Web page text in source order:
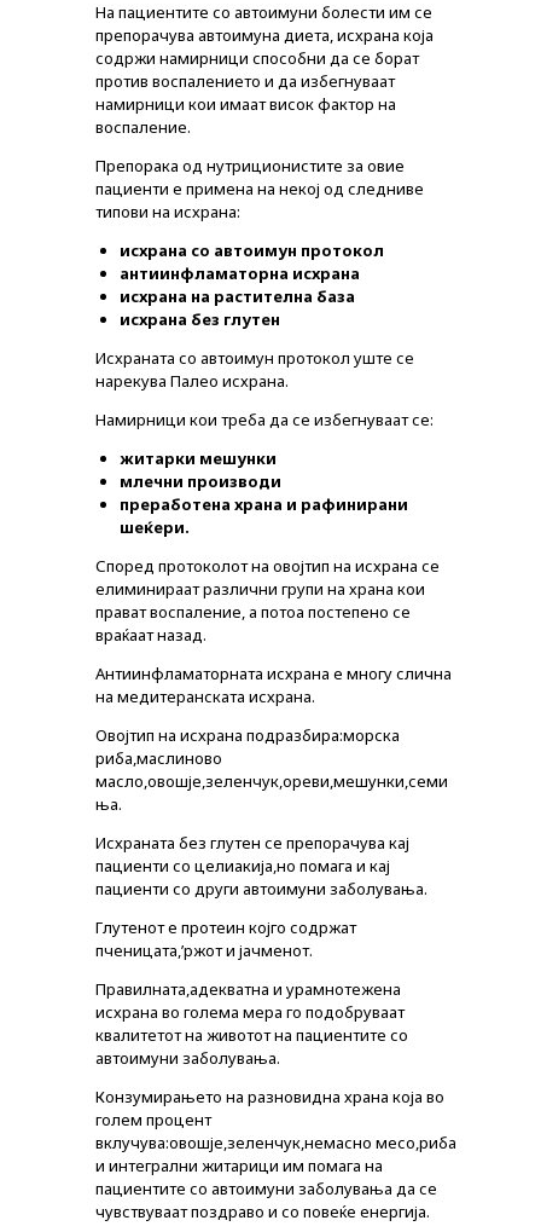
PLUSPHARMA
АПТЕКИ
ПРОМОЦИИ
ПРЕПОРАКИ
СОВЕТИ
СПИСАНИЕ
КАРИЕРА
КОНТАКТ
На пациентите со автоимуни болести им се
препорачува автоимуна диета, исхрана која
содржи намирници способни да се борат
против воспалението и да избегнуваат
намирници кои имаат висок фактор на
воспаление.
Препорака од нутриционистите за овие
пациенти е примена на некој од следниве
типови на исхрана:
исхрана со автоимун протокол
антиинфламаторна исхрана
исхрана на растителна база
исхрана без глутен
Исхраната со автоимун протокол уште се
нарекува Палео исхрана.
Намирници кои треба да се избегнуваат се:
житарки мешунки
млечни производи
преработена храна и рафинирани
шеќери.
Според протоколот на овојтип на исхрана се
елиминираат различни групи на храна кои
прават воспаление, а потоа постепено се
враќаат назад.
Антиинфламаторната исхрана е многу слична
на медитеранската исхрана.
Овојтип на исхрана подразбира:морска
риба,маслиново
масло,овошје,зеленчук,ореви,мешунки,семи
ња.
Исхраната без глутен се препорачува кај
пациенти со целиакија,но помага и кај
пациенти со други автоимуни заболувања.
Глутенот е протеин којго содржат
пченицата,’ржот и јачменот.
Правилната,адекватна и урамнотежена
исхрана во голема мера го подобруваат
квалитетот на животот на пациентите со
автоимуни заболувања.
Конзумирањето на разновидна храна која во
голем процент
вклучува:овошје,зеленчук,немасно месо,риба
и интегрални житарици им помага на
пациентите со автоимуни заболувања да се
чувствуваат поздраво и со повеќе енергија.